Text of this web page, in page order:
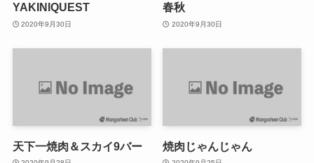
YAKINIQUEST
2020年9月30日
春秋
2020年9月30日
天下一焼肉＆スカイ9バー 焼肉じゃんじゃん